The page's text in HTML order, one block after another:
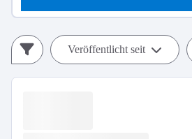
Veröffentlicht seit